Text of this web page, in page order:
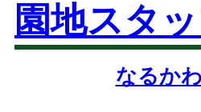
園地スタ
なるか